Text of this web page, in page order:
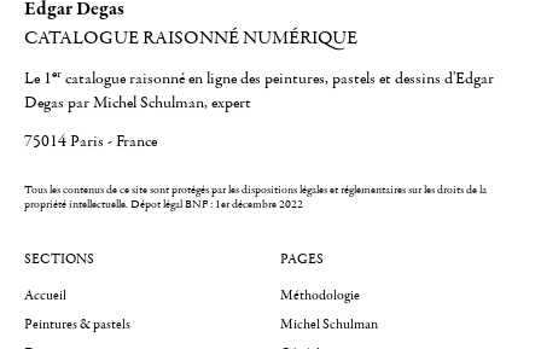
Edgar Degas
CATALOGUE RAISONNÉ NUMÉRIQUE
Le 1er catalogue raisonné en ligne des peintures, pastels et dessins d'Edgar
Degas par Michel Schulman, expert
75014 Paris - France
Tous les contenus de ce site sont protégés par les dispositions légales et réglementaires sur les droits de la
propriété intellectuelle.Dépot légal BNF : 1er décembre 2022
SECTIONS
Accueil
Peintures & pastels
PAGES
Méthodologie
Michel Schulman